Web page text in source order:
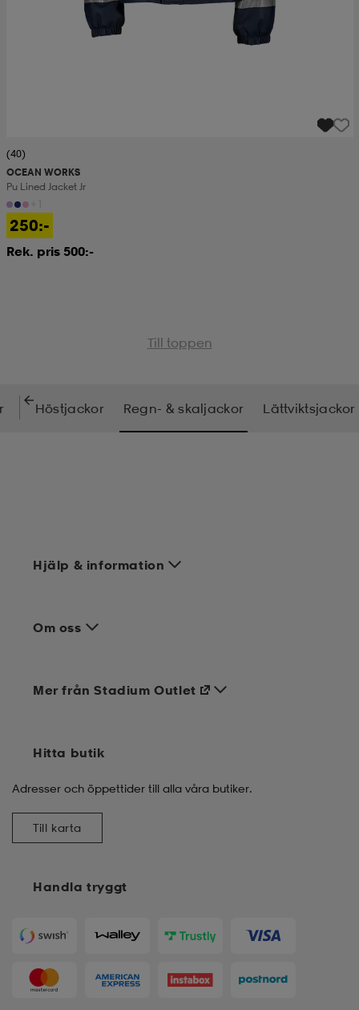
(40)
OCEAN WORKS
Pu Lined Jacket Jr
250:-
Rek. pris 500:-
Till toppen
Höstjackor Regn- & skaljackor Lättviktsjackor
Hjälp & information
Om oss
Handla tryggt
Mer från Stadium Outlet
Hitta butik
Adresser och öppettider till alla våra butiker.
Till karta